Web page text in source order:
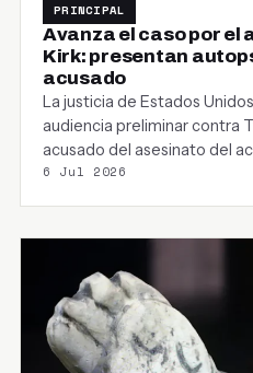
PRINCIPAL
Avanza el caso por el
Kirk: presentan
acusado
La justicia de Estados
audiencia preliminar contra
acusado del asesinato del
6 Jul 2026